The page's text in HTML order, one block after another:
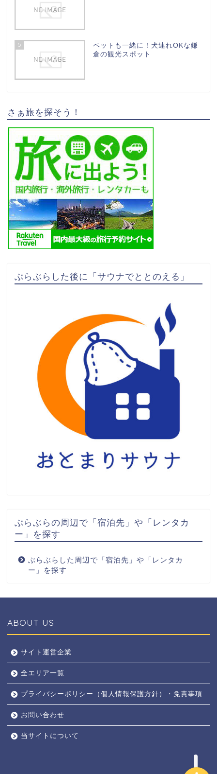
5
ペットも一緒に！犬連れOKな鎌
倉の観光スポット
さぁ旅を探そう！
ぶらぶらした後に「サウナでととのえる」
ぶらぶらの周辺で「宿泊先」や「レンタカ
ー」を探す
ぶらぶらした周辺で「宿泊先」や「レンタカ
ー」を探す
ABOUT US
サイト運営企業
全エリア一覧
プライバシーポリシー（個人情報保護方針）・免責事項
お問い合わせ
当サイトについて
奈良